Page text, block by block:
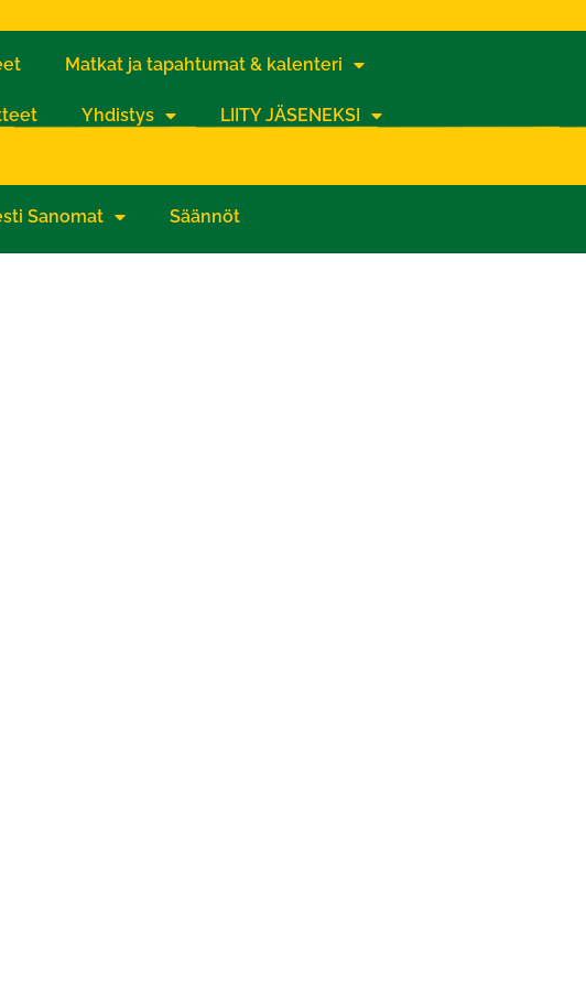
Matkat ja tapahtumat & kalenteri
Yhdistys LIITY JÄSENEKSI
Sanomat Säännöt